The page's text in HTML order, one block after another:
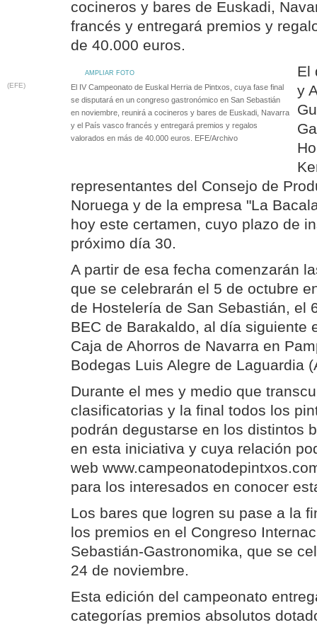
cocineros y bares de Euskadi,
francés y entregará premios y
de 40.000 euros.
AMPLIAR FOTO
(EFE)
El IV Campeonato de Euskal Herria de Pintxos, cuya fase final
se disputará en un congreso gastronómico en San Sebastián
en noviembre, reunirá a cocineros y bares de Euskadi, Navarra
y el País vasco francés y entregará premios y regalos
valorados en más de 40.000 euros. EFE/Archivo
El
y
representantes del Consejo de
Noruega y de la empresa "La
hoy este certamen, cuyo plazo de
próximo día 30.
A partir de esa fecha comenzarán
que se celebrarán el 5 de octubre
de Hostelería de San Sebastián, el
BEC de Barakaldo, al día siguiente
Caja de Ahorros de Navarra en
Bodegas Luis Alegre de Laguardia
Durante el mes y medio que
clasificatorias y la final todos los
podrán degustarse en los distintos
en esta iniciativa y cuya relación
web
para los interesados en conocer
Los bares que logren su pase a la
los premios en el Congreso
Sebastián-Gastronomika, que se
24 de noviembre.
Esta edición del campeonato
categorías premios absolutos